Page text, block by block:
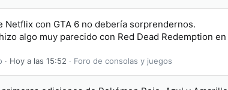
Netflix con GTA 6 no debería sorprendernos.
algo muy parecido con Red Dead Redemption en
Hoy a las 15:52 Foro de consolas y juegos